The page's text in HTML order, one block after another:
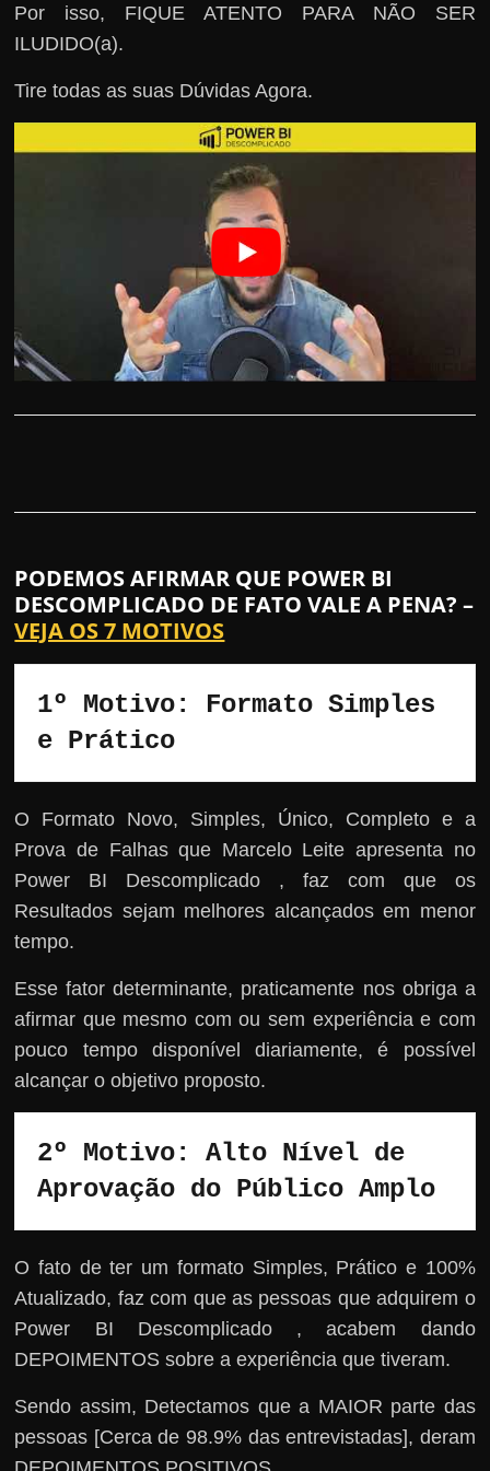
Por isso, FIQUE ATENTO PARA NÃO SER
ILUDIDO(a).
Tire todas as suas Dúvidas Agora.
PODEMOS AFIRMAR QUE POWER BI
DESCOMPLICADO DE FATO VALE A PENA? –
VEJA OS 7 MOTIVOS
1º Motivo: Formato Simples
e Prático
O Formato Novo, Simples, Único, Completo e a
Prova de Falhas que Marcelo Leite apresenta no
Power BI Descomplicado , faz com que os
Resultados sejam melhores alcançados em menor
tempo.
Esse fator determinante, praticamente nos obriga a
afirmar que mesmo com ou sem experiência e com
pouco tempo disponível diariamente, é possível
alcançar o objetivo proposto.
2º Motivo: Alto Nível de
Aprovação do Público Amplo
O fato de ter um formato Simples, Prático e 100%
Atualizado, faz com que as pessoas que adquirem o
Power BI Descomplicado , acabem dando
DEPOIMENTOS sobre a experiência que tiveram.
Sendo assim, Detectamos que a MAIOR parte das
pessoas [Cerca de 98.9% das entrevistadas], deram